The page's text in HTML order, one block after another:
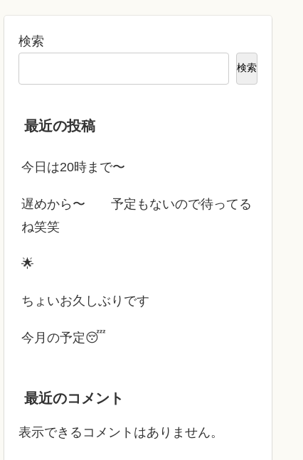
検索
検索
最近の投稿
今日は20時まで〜
遅めから〜 予定もないので待ってる
ね笑笑
🌟
ちょいお久しぶりです
今月の予定😴
最近のコメント
表示できるコメントはありません。